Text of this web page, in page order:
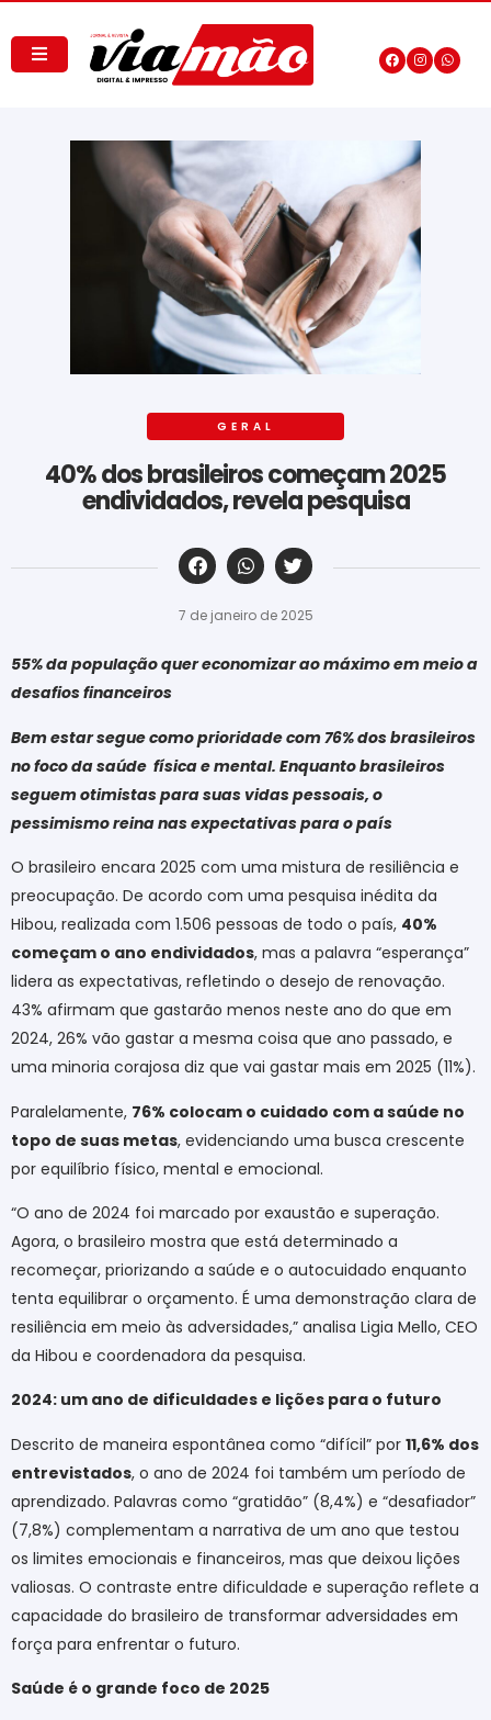
GERAL
40% dos brasileiros começam 2025
endividados, revela pesquisa
‎ ‎ ‎ ‎ ‎ ‎ ‎ ‎ ‎ ‎ ‎ ‎ ‎ ‎ ‎ ‎ ‎ ‎ ‎ ‎ ‎ ‎ ‎ ‎ ‎ ‎ ‎ ‎ ‎ ‎ ‎
7 de janeiro de 2025
55% da população quer economizar ao máximo em meio a
desafios financeiros
Bem estar segue como prioridade com 76% dos brasileiros
no foco da saúde física e mental. Enquanto brasileiros
seguem otimistas para suas vidas pessoais, o
pessimismo reina nas expectativas para o país
O brasileiro encara 2025 com uma mistura de resiliência e
preocupação. De acordo com uma pesquisa inédita da
Hibou, realizada com 1.506 pessoas de todo o país, 40%
começam o ano endividados, mas a palavra “esperança”
lidera as expectativas, refletindo o desejo de renovação.
43% afirmam que gastarão menos neste ano do que em
2024, 26% vão gastar a mesma coisa que ano passado, e
uma minoria corajosa diz que vai gastar mais em 2025 (11%).
Paralelamente, 76% colocam o cuidado com a saúde no
topo de suas metas, evidenciando uma busca crescente
por equilíbrio físico, mental e emocional.
“O ano de 2024 foi marcado por exaustão e superação.
Agora, o brasileiro mostra que está determinado a
recomeçar, priorizando a saúde e o autocuidado enquanto
tenta equilibrar o orçamento. É uma demonstração clara de
resiliência em meio às adversidades,” analisa Ligia Mello, CEO
da Hibou e coordenadora da pesquisa.
2024: um ano de dificuldades e lições para o futuro
Descrito de maneira espontânea como “difícil” por 11,6% dos
entrevistados, o ano de 2024 foi também um período de
aprendizado. Palavras como “gratidão” (8,4%) e “desafiador”
(7,8%) complementam a narrativa de um ano que testou
os limites emocionais e financeiros, mas que deixou lições
valiosas. O contraste entre dificuldade e superação reflete a
capacidade do brasileiro de transformar adversidades em
força para enfrentar o futuro.
Saúde é o grande foco de 2025